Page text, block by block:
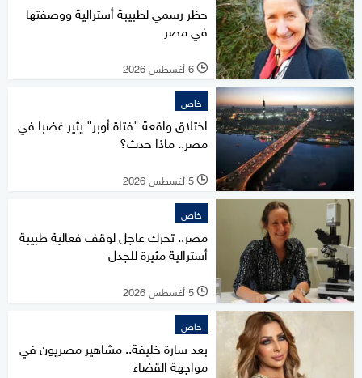
حظر رسمي لطبيبة أسترالية ووصفتها
في مصر
l 6 أغسطس 2026
خاص
اختلاق واقعة "فتاة أوبر" يثير غضبا في
مصر.. ماذا حدث؟
l 5 أغسطس 2026
خاص
مصر.. تحرك عاجل لوقف فعالية طبيبة
أسترالية مثيرة للجدل
l 5 أغسطس 2026
خاص
بعد سارة خليفة.. مشاهير مصريون في
مواجهة القضاء